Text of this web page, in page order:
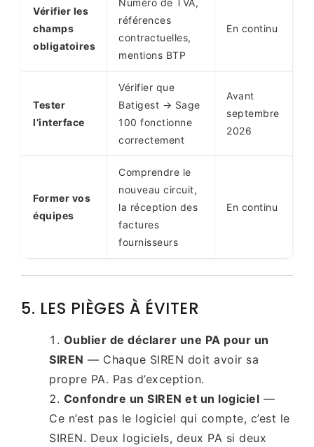
Vérifier les
champs
obligatoires
Numéro de TVA,
références
contractuelles,
mentions BTP
En continu
Tester
l’interface
Vérifier que
Batigest → Sage
100 fonctionne
correctement
Avant
septembre
2026
Former vos
équipes
Comprendre le
nouveau circuit,
la réception des
factures
fournisseurs
En continu
5. LES PIÈGES À ÉVITER
Oublier de déclarer une PA pour un
SIREN — Chaque SIREN doit avoir sa
propre PA. Pas d’exception.
Confondre un SIREN et un logiciel —
Ce n’est pas le logiciel qui compte, c’est le
SIREN. Deux logiciels, deux PA si deux